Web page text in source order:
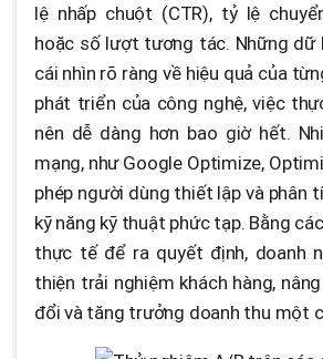
lệ nhấp chuột (CTR), tỷ lệ
hoặc số lượt tương tác. Những dữ
cái nhìn rõ ràng về hiệu quả của
phát triển của công nghệ, việc
nên dễ dàng hơn bao giờ hết.
mạng, như Google Optimize,
phép người dùng thiết lập và phân
kỹ năng kỹ thuật phức tạp. Bằng
thực tế để ra quyết định, doanh
thiện trải nghiệm khách hàng,
đổi và tăng trưởng doanh thu một